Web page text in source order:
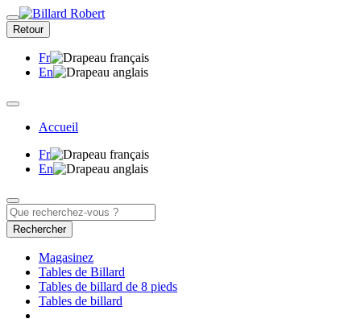
Retour
Fr
En
Accueil
Fr
En
Rechercher
Magasinez
Tables de Billard
Tables de billard de 8 pieds
Tables de billard